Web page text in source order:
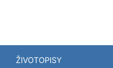
ŽIVOTOPISY